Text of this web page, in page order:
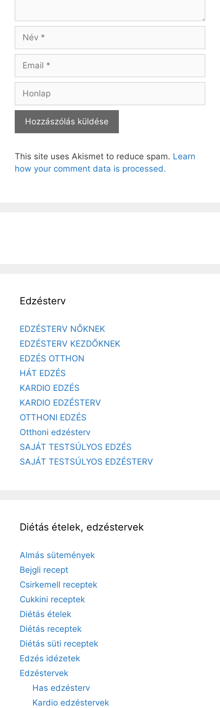
This site uses Akismet to reduce spam. Learn
how your comment data is processed.
Edzésterv
EDZÉSTERV NŐKNEK
EDZÉSTERV KEZDŐKNEK
EDZÉS OTTHON
HÁT EDZÉS
KARDIO EDZÉS
KARDIO EDZÉSTERV
OTTHONI EDZÉS
Otthoni edzésterv
SAJÁT TESTSÚLYOS EDZÉS
SAJÁT TESTSÚLYOS EDZÉSTERV
Diétás ételek, edzéstervek
Almás sütemények
Bejgli recept
Csirkemell receptek
Cukkini receptek
Diétás ételek
Diétás receptek
Diétás süti receptek
Edzés idézetek
Edzéstervek
Has edzésterv
Kardio edzéstervek